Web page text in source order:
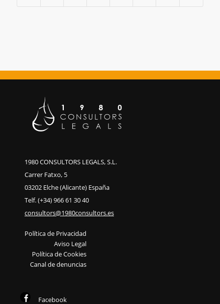
1980 CONSULTORS LEGALS, S.L.
Carrer Fatxo, 5
03202 Elche (Alicante) España
Telf. (+34) 966 61 30 40
consultors@1980consultors.es
Política de Privacidad
Aviso Legal
Política de Cookies
Canal de denuncias
Facebook